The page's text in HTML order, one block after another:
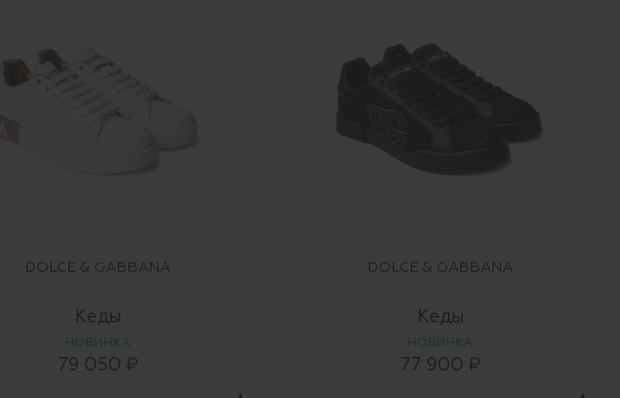
DOLCE & GABBANA
Кеды
НОВИНКА
79 050 ₽
DOLCE & GABBANA
Кеды
НОВИНКА
77 900 ₽